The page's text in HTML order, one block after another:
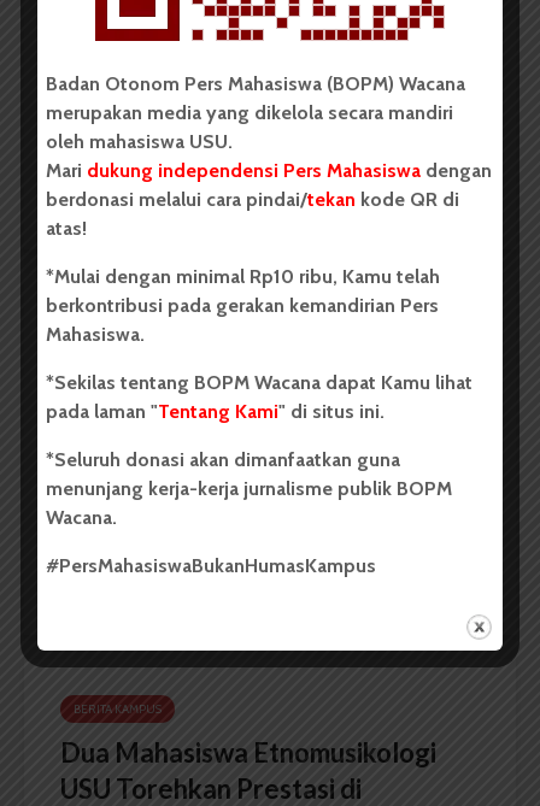
Mahasiswa 2026, Dorong Inovasi
Perkebunan
...
Redaksi 2 menit waktu baca
BERITA KAMPUS
Dua Mahasiswa Sastra Indonesia
USU Raih Juara di Festival Literasi
Dark Mode | Moda Gelap
BERITA KAMPUS
Dua Mahasiswa Etnomusikologi
USU Torehkan Prestasi di
Badan Otonom Pers Mahasiswa (BOPM) Wacana
merupakan media yang dikelola secara mandiri
oleh mahasiswa USU.
Mari dukung independensi Pers Mahasiswa dengan
berdonasi melalui cara pindai/tekan kode QR di
atas!
*Mulai dengan minimal Rp10 ribu, Kamu telah
berkontribusi pada gerakan kemandirian Pers
Mahasiswa.
*Sekilas tentang BOPM Wacana dapat Kamu lihat
pada laman "Tentang Kami" di situs ini.
*Seluruh donasi akan dimanfaatkan guna
menunjang kerja-kerja jurnalisme publik BOPM
Wacana.
#PersMahasiswaBukanHumasKampus